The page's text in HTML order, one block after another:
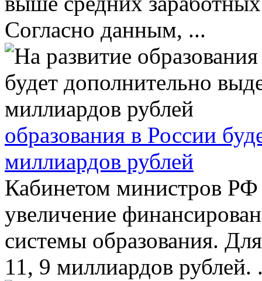
Согласно данным, ...
образования в России
миллиардов рублей
Кабинетом министров
увеличение
системы образования.
11, 9 миллиардов рублей.